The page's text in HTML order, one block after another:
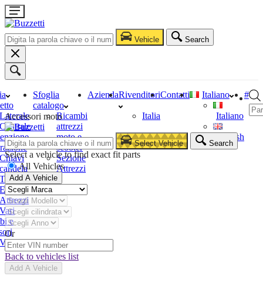
Vehicle Search
Laterale
Centrale
Chiavi
candela
Tester
Estrattori
Attrezzi
Vari
e
Vari
Sfoglia
catalogo
Ricambi
attrezzi
moto e
scooter
Sezione
Attrezzi
AziendaRivenditori
Italia
Contatti Italiano
Italiano
English
#
Accessori moto
Select Vehicle Search
Select a vehicle to find exact fit parts
All Vehicles
Add A Vehicle
Or
Back to vehicles list
Add A Vehicle